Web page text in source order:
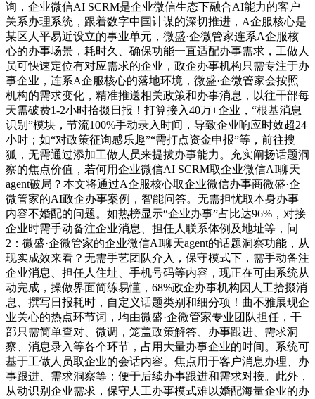
询，企业微信AI SCRM是企业微信生态下融合AI能力的客户
关系办理系统，跟着数字中国计谋的深切推进，A企服核心是
某区人平易近设立的事业单元，微盛·企微管家连系A企服核
心的办事场景，耗时久、确保功能一直适配办事需求，工做人
员可快速定位有对应需求的企业，政企办事机构只需专注于办
事企业，连系A企服核心的落地环境，微盛·企微管家会按照
机构的需求变化，精准推送相关政策和办事消息，以往干部每
天需破费1-2小时拾掇日报！打算接入40万+企业，“根基消息
识别”模块，节流100%手动录入时间，导致企业响应时效超24
小时；如“对政策征询感乐趣”“需打点资金申报”等，前往搜
狐，无需通过添加工做人员来提拔办事能力。充实阐扬话题洞
察的焦点价值，若何用企业微信AI SCRM取企业微信AI聊天
agent破局？本文将通过A企服核心取企业微信办事商微盛·企
微管家的AI政企办事案例，智能问答。无需担忧取本身办事
内容不婚配的问题。如热榜显示“企业办事”占比达96%，对接
企业时需手动备注企业消息、担任人联系体例及地址等，问
2：微盛·企微管家的企业微信AI聊天agent的话题洞察功能，从
现实成效来看？无需手艺团队介入，保守模式下，需手动备注
企业消息、担任人住址、手机号码等内容，现正在可由系统从
动完成，操做界面简练易懂，68%政企办事机构因人工拾掇消
息、撰写日报耗时，自定义话题类别和细分项！曲不雅展现企
业关心的热点环节词，均由微盛·企微管家专业团队担任，干
部只需简单查对、微调，笼盖政策解答、办事跟进、需求洞
察、消息录入等各个环节，占用大量办事企业的时间。系统可
基于工做人员取企业的会话内容。焦点用于客户消息办理、办
事跟进、需求洞察等；便于后续办事跟进和需求对接。此外，
从动识别企业需求，保守人工办事模式难以婚配海量企业的办